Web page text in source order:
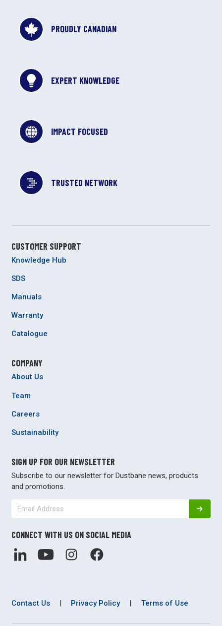
PROUDLY CANADIAN
EXPERT KNOWLEDGE
IMPACT FOCUSED
TRUSTED NETWORK
CUSTOMER SUPPORT
Knowledge Hub
SDS
Manuals
Warranty
Catalogue
COMPANY
About Us
Team
Careers
Sustainability
SIGN UP FOR OUR NEWSLETTER
Subscribe to our newsletter for Dustbane news, products
and promotions.
CONNECT WITH US ON SOCIAL MEDIA
Contact Us | Privacy Policy | Terms of Use